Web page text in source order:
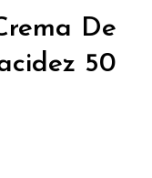
De
50